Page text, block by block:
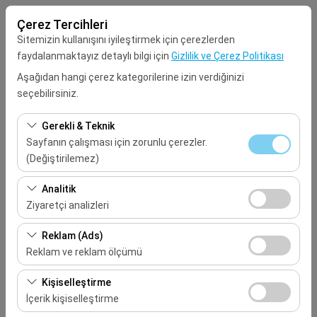
Çerez Tercihleri
Sitemizin kullanışını iyileştirmek için çerezlerden
faydalanmaktayız detaylı bilgi için Gizlilik ve Çerez Politikası
Aşağıdan hangi çerez kategorilerine izin verdiğinizi
seçebilirsiniz.
Gerekli & Teknik
Sayfanın çalışması için zorunlu çerezler.
(Değiştirilemez)
Bu çerezler sitenin doğru şekilde çalışması, güvenlik,
oturum yönetimi ve temel işlevler için gereklidir. Devre
dışı bırakılamaz.
Analitik
Ziyaretçi analizleri
Bu çerezler, sitemizin nasıl kullanıldığını (ziyaretçi sayısı,
en çok ziyaret edilen sayfalar, kullanıcı davranışları)
analiz etmemizi sağlar. Bu veriler, web sitesi
performansını ölçmek ve kullanıcı deneyimini sürekli
iyileştirmek için kullanılır.
Reklam (Ads)
Reklam ve reklam ölçümü
Bu çerezler, size ilgi alanlarınıza uygun kişiselleştirilmiş
reklamlar göstermemize ve reklam kampanyalarımızın
etkinliğini (gösterim sayısı, tıklama oranı) ölçmemize
Kişiselleştirme
İçerik kişiselleştirme
Seçiniz
Alış Tarih & Saat
Bırakış Tarih & Saat